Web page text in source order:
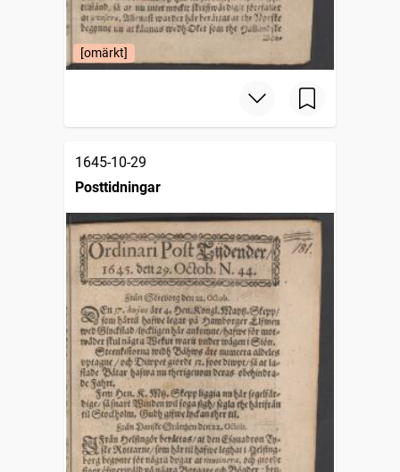
[omärkt]
1645-10-29
Posttidningar